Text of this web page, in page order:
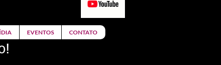
EVENTOS CONTATO